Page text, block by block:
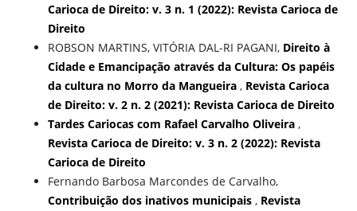
Carioca de Direito: v. 3 n. 1 (2022): Revista Carioca de
Direito
ROBSON MARTINS, VITÓRIA DAL-RI PAGANI, Direito à
Cidade e Emancipação através da Cultura: Os papéis
da cultura no Morro da Mangueira , Revista Carioca
de Direito: v. 2 n. 2 (2021): Revista Carioca de Direito
Tardes Cariocas com Rafael Carvalho Oliveira ,
Revista Carioca de Direito: v. 3 n. 2 (2022): Revista
Carioca de Direito
Fernando Barbosa Marcondes de Carvalho,
Contribuição dos inativos municipais , Revista